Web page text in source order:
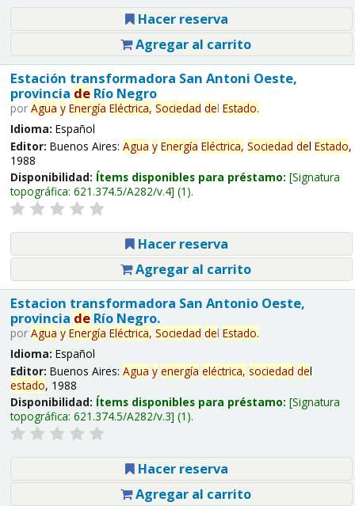
Hacer reserva
Agregar al carrito
Estación transformadora San Antoni Oeste,
provincia deRío Negro
por Agua y Energía Eléctrica, Sociedad del Estado.
Idioma: Español
Editor: Buenos Aires: Agua y Energía Eléctrica, Sociedad del Estado,
1988
Disponibilidad: Ítems disponibles para préstamo: Signatura
topográfica: 621.374.5/A282/v.4 (1).
Hacer reserva
Agregar al carrito
Estacion transformadora San Antonio Oeste,
provincia deRío Negro.
por Agua y Energía Eléctrica, Sociedad del Estado.
Idioma: Español
Editor: Buenos Aires: Agua y energía eléctrica, sociedad del
estado, 1988
Disponibilidad: Ítems disponibles para préstamo: Signatura
topográfica: 621.374.5/A282/v.3 (1).
Hacer reserva
Agregar al carrito